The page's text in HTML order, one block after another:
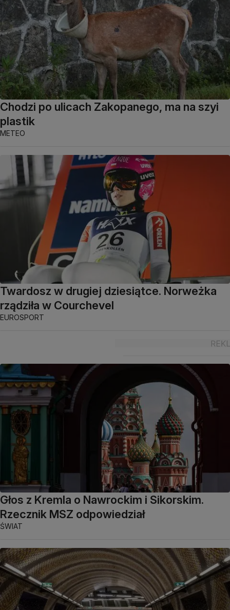
Chodzi po ulicach Zakopanego, ma na szyi
plastik
METEO
Twardosz w drugiej dziesiątce. Norweżka
rządziła w Courchevel
EUROSPORT
Głos z Kremla o Nawrockim i Sikorskim.
Rzecznik MSZ odpowiedział
ŚWIAT